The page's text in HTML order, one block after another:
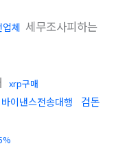
체 세무조사피하는
xrp구매
바이낸스전송대행
검돈